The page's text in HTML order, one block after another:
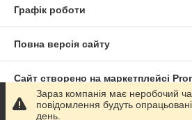
Графік роботи
Повна версія сайту
Сайт створено на маркетплейсі
Політика конфіденційності
Зараз компанія має неробочий
повідомлення будуть
день.